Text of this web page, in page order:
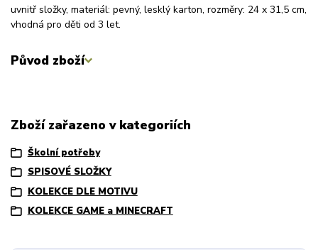
uvnitř složky, materiál: pevný, lesklý karton, rozměry: 24 x 31,5 cm,
vhodná pro děti od 3 let.
Původ zboží
Zboží zařazeno v kategoriích
Školní potřeby
SPISOVÉ SLOŽKY
KOLEKCE DLE MOTIVU
KOLEKCE GAME a MINECRAFT